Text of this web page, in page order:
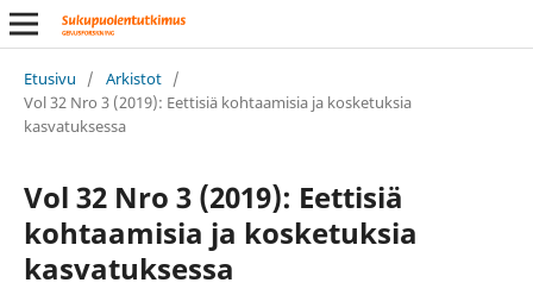
Etusivu / Arkistot /
Vol 32 Nro 3 (2019): Eettisiä kohtaamisia ja kosketuksia
kasvatuksessa
Vol 32 Nro 3 (2019): Eettisiä
kohtaamisia ja kosketuksia
kasvatuksessa